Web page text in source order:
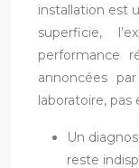
installation est
superficie,
performance
annoncées
laboratoire, pas
Un
reste